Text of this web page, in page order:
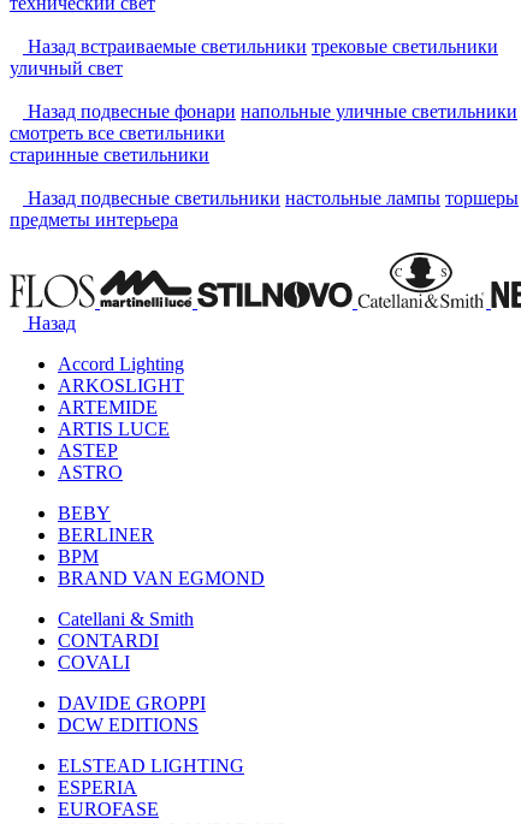
Назад встраиваемые светильники трековые светильники
уличный свет
Назад подвесные фонари напольные уличные светильники
смотреть все светильники
старинные светильники
Назад подвесные светильники настольные лампы торшеры
предметы интерьера
Назад
Accord Lighting
ARKOSLIGHT
ARTEMIDE
ARTIS LUCE
ASTEP
ASTRO
BEBY
BERLINER
BPM
BRAND VAN EGMOND
Catellani & Smith
CONTARDI
COVALI
DAVIDE GROPPI
DCW EDITIONS
ELSTEAD LIGHTING
ESPERIA
EUROFASE